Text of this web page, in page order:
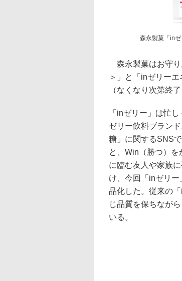
森永製菓「in
森永製菓はお守り
＞」と「inゼリー
（なくなり次第終
「inゼリー」は忙
ゼリー飲料ブラン
糖」に関するSNS
と、Win（勝つ）を
に臨む友人や家族
け、今回「inゼリ
品化した。従来の
じ品質を保ちなが
いる。